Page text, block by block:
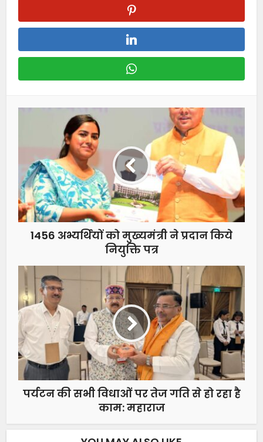
1456 अभ्यर्थियों को मुख्यमंत्री ने प्रदान किये
नियुक्ति पत्र
पर्यटन की सभी विधाओं पर तेज गति से हो रहा है
काम: महाराज